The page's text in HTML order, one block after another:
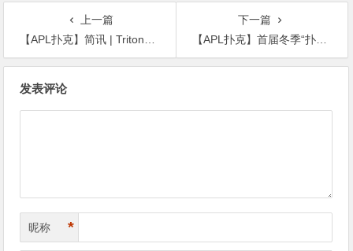
上一篇
【APL扑克】简讯 | Triton系列赛：Ole Schemion在50K锦标赛中赢得135万美元奖金
下一篇
【APL扑克】首届冬季“扑克奥运会”来袭，WSOP金手链要掉价了？
发表评论
昵称 *